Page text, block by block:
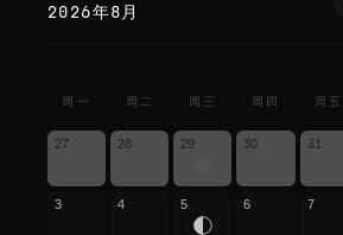
2026年8月
周一 周二 周三 周四 周五
27 28 29 30 31
3 4 5 6 7